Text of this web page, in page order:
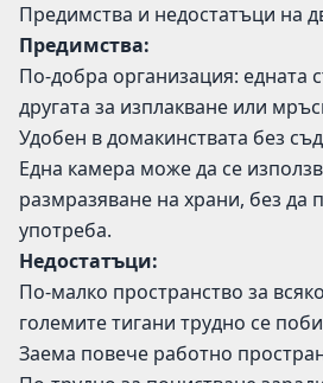
Предимства и недостатъци на
Предимства:
По-добра организация: едната
другата за изплакване или
Удобен в домакинствата без
Една камера може да се
размразяване на храни, без да
употреба.
Недостатъци:
По-малко пространство за
големите тигани трудно се
Заема повече работно